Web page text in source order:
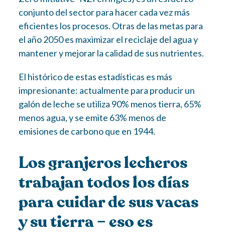
conjunto del sector para hacer cada vez más
eficientes los procesos. Otras de las metas para
el año 2050 es maximizar el reciclaje del agua y
mantener y mejorar la calidad de sus nutrientes.
El histórico de estas estadísticas es más
impresionante: actualmente para producir un
galón de leche se utiliza 90% menos tierra, 65%
menos agua, y se emite 63% menos de
emisiones de carbono que en 1944.
Los granjeros lecheros
trabajan todos los días
para cuidar de sus vacas
y su tierra – eso es